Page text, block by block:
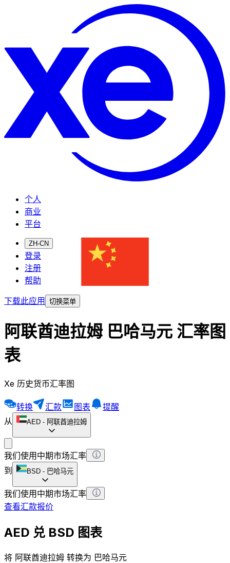
个人
商业
平台
ZH-CN
登录
注册
帮助
下载此应用
切换菜单
阿联酋迪拉姆 巴哈马元 汇率图
表
Xe 历史货币汇率图
转换 汇款 图表
提醒
从
AED - 阿联酋迪拉姆
我们使用中期市场汇率
到
BSD - 巴哈马元
我们使用中期市场汇率
查看汇款报价
AED 兑 BSD 图表
将 阿联酋迪拉姆 转换为 巴哈马元